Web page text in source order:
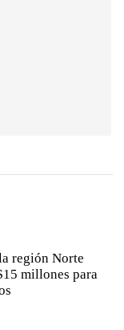
región Norte
millones para